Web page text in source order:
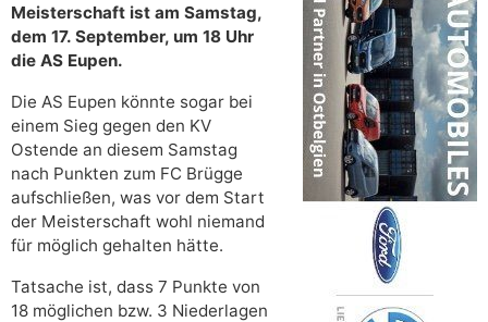
Meisterschaft ist am Samstag,
dem 17. September, um 18 Uhr
die AS Eupen.
Die AS Eupen könnte sogar bei
einem Sieg gegen den KV
Ostende an diesem Samstag
nach Punkten zum FC Brügge
aufschließen, was vor dem Start
der Meisterschaft wohl niemand
für möglich gehalten hätte.
Tatsache ist, dass 7 Punkte von
18 möglichen bzw. 3 Niederlagen